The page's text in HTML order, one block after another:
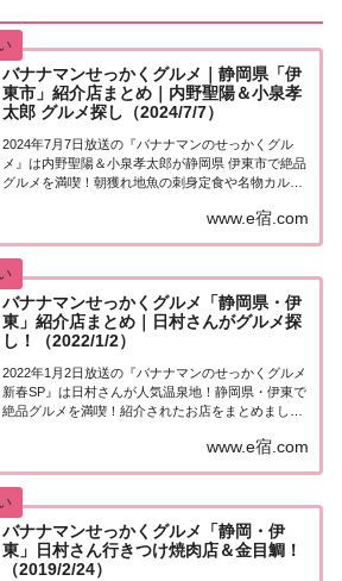
バナナマンせっかくグルメ｜静岡県「伊
東市」紹介店まとめ｜内野聖陽＆小泉孝
太郎 グルメ探し（2024/7/7）
2024年7月7日放送の『バナナマンのせっかくグル
メ』は内野聖陽＆小泉孝太郎が静岡県 伊東市で絶品
グルメを満喫！朝獲れ地魚の刺身定食や名物カルボ
した！詳しくはこちら！内野聖陽＆小泉孝太郎「静
岡県 伊東市」でグルメ探し地元の人に「せっか...
www.e宿.com
バナナマンせっかくグルメ「静岡県・伊
東」紹介店まとめ｜日村さんがグルメ探
し！（2022/1/2）
2022年1月2日放送の『バナナマンのせっかくグルメ
新春SP』は日村さんが人気温泉地！静岡県・伊東で
絶品グルメを満喫！紹介されたお店をまとめまし
でグルメ探し地元の人に「せっかくこの町に来たな
ら食べたほうがいいグルメは何ですか？」と聞き...
www.e宿.com
バナナマンせっかくグルメ「静岡・伊
東」日村さん行きつけ焼肉店＆金目鯛！
（2019/2/24）